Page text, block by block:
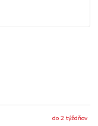
do 2 týždňov